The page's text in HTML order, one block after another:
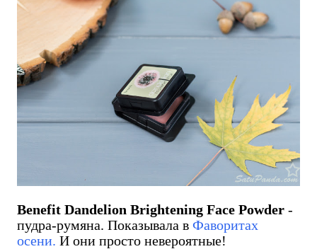
Benefit Dandelion Brightening Face Powder -
пудра-румяна. Показывала в Фаворитах
осени. И они просто невероятные!